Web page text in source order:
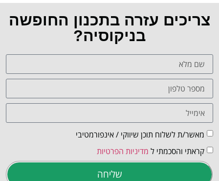
צריכים עזרה בתכנון החופשה
בניקוסיה?
מאשר/ת לשלוח תוכן שיווקי / אינפורמטיבי
קראתי והסכמתי ל מדיניות הפרטיות
שליחה